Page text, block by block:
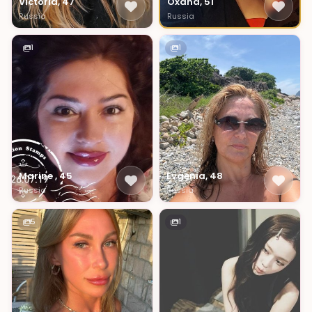
Russia Russia
1
Marine , 45
Russia
1
Evgenia, 48
Russia
5 1